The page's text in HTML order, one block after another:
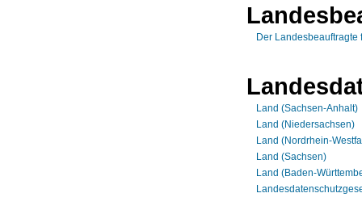
Der Landesbeauftragte
Land (Sachsen-Anhalt)
Land (Niedersachsen)
Land (Nordrhein-
Land (Sachsen)
Land (Baden-